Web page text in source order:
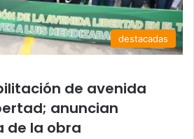
destacadas
de avenida
anuncian
de la obra